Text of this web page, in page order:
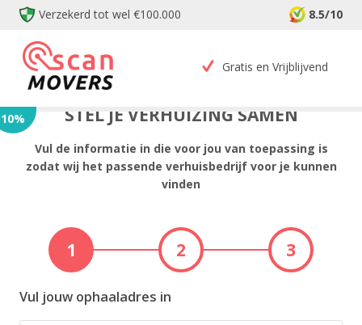
Verzekerd tot wel €100.000 8.5/10
Gratis en Vrijblijvend
10% STEL JE VERHUIZING SAMEN
Vul de informatie in die voor jou van toepassing is
zodat wij het passende verhuisbedrijf voor je kunnen
vinden
1 2 3
Vul jouw ophaaladres in